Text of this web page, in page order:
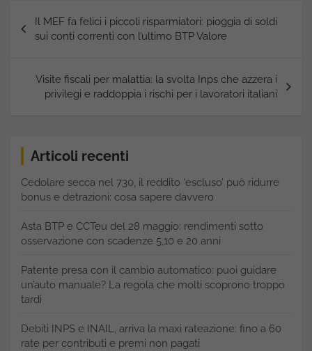
Navigazione
articoli
Il MEF fa felici i piccoli risparmiatori: pioggia di soldi
sui conti correnti con l’ultimo BTP Valore
Visite fiscali per malattia: la svolta Inps che azzera i
privilegi e raddoppia i rischi per i lavoratori italiani
Articoli recenti
Cedolare secca nel 730, il reddito ‘escluso’ può ridurre
bonus e detrazioni: cosa sapere davvero
Asta BTP e CCTeu del 28 maggio: rendimenti sotto
osservazione con scadenze 5,10 e 20 anni
Patente presa con il cambio automatico: puoi guidare
un’auto manuale? La regola che molti scoprono troppo
tardi
Debiti INPS e INAIL, arriva la maxi rateazione: fino a 60
rate per contributi e premi non pagati